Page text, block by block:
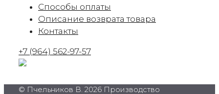
Способы оплаты
Описание возврата товара
Контакты
+7 (964) 562-97-57
© Пчельников В. 2026 Производство